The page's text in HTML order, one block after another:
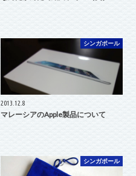
シンガポール
2013.12.8
マレーシアのApple製品について
シンガポール